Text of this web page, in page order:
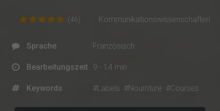
(46) Kommunikationswissenschaften
Sprache Französisch
Bearbeitungszeit 9 - 14 min
Keywords #Labels #Nourriture #Courses